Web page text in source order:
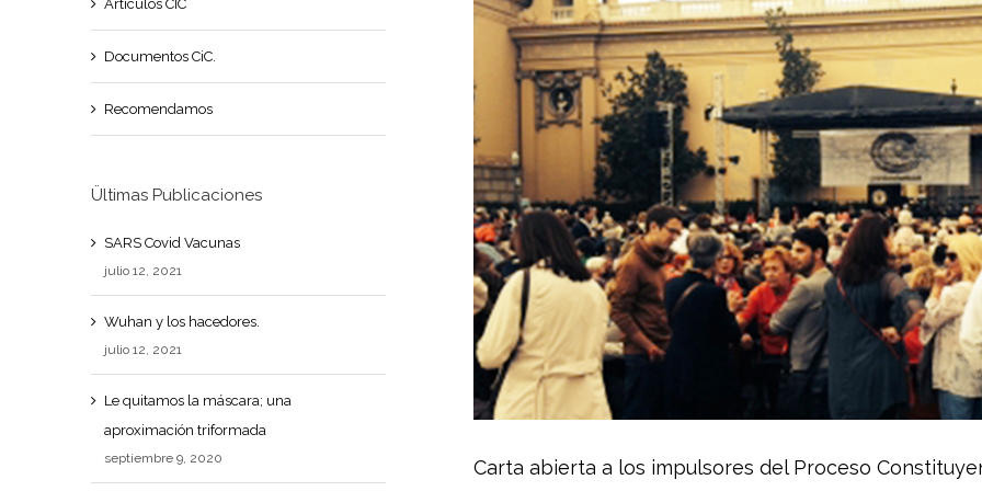
grande
Carta abierta a los impulsores del Proceso
Artículos CIC
Documentos CiC.
Recomendamos
Ültimas Publicaciones
SARS Covid Vacunas
julio 12, 2021
Wuhan y los hacedores.
julio 12, 2021
Le quitamos la máscara; una
aproximación triformada
septiembre 9, 2020